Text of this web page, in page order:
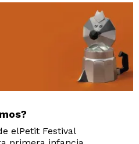
elPetit Festival